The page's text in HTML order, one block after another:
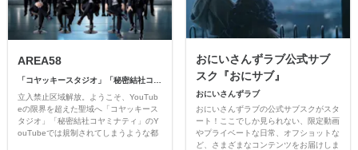
AREA58
立入禁止区域解放。ようこそ、YouTub
eの限界を超えた聖域へ「コヤッキース
タジオ」「秘密結社コヤミナティ」のY
ouTubeでは規制されてしまうような都
おにいさんずラブ公式サブ
スク『おにサブ』
おにいさんずラブ
おにいさんずラブの公式サブスクがスタ
ート！ここでしか見られない、限定動画
やプライベートな日常、オフショットな
ど、さまざまなコンテンツをお届けしま